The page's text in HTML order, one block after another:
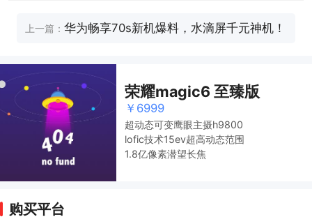
上一篇： 华为畅享70s新机爆料，水滴屏千元神机！
荣耀magic6 至臻版
￥6999
超动态可变鹰眼主摄h9800
lofic技术15ev超高动态范围
1.8亿像素潜望长焦
购买平台